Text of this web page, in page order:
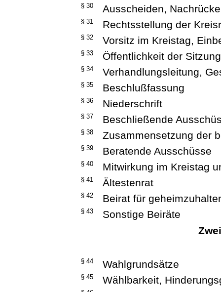
§ 30 Ausscheiden,
§ 31 Rechtsstellung der
§ 32 Vorsitz im Kreistag,
§ 33 Öffentlichkeit der
§ 34 Verhandlungsleitung,
§ 35 Beschlußfassung
§ 36 Niederschrift
§ 37 Beschließende
§ 38 Zusammensetzung der
§ 39 Beratende Ausschüsse
§ 40 Mitwirkung im Kreistag
§ 41 Ältestenrat
§ 42 Beirat für
§ 43
Sonstige Beiräte
§ 44 Wahlgrundsätze
§ 45 Wählbarkeit,